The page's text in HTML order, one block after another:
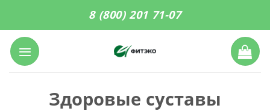
content
8 (800) 201 71-07
Здоровые суставы